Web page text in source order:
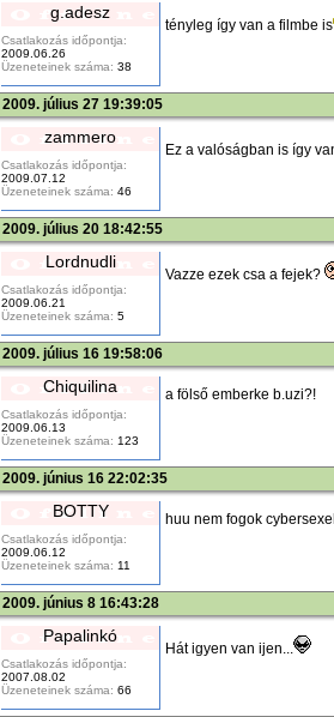
g.adesz
Csatlakozás időpontja:
2009.06.26
Üzeneteinek száma: 38
tényleg így van a filmbe is
2009. július 27 19:39:05
zammero
Csatlakozás időpontja:
2009.07.12
Üzeneteinek száma: 46
Ez a valóságban is így
2009. július 20 18:42:55
Lordnudli
Csatlakozás időpontja:
2009.06.21
Üzeneteinek száma: 5
Vazze ezek csa a fejek?
2009. július 16 19:58:06
Chiquilina
Csatlakozás időpontja:
2009.06.13
Üzeneteinek száma: 123
a fölső emberke b.uzi?!
2009. június 16 22:02:35
BOTTY
Csatlakozás időpontja:
2009.06.12
Üzeneteinek száma: 11
huu nem fogok
2009. június 8 16:43:28
Papalinkó
Csatlakozás időpontja:
2007.08.02
Üzeneteinek száma: 66
Hát igyen van ijen...